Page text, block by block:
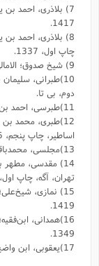
7) بلاذری، احمد بن
1417.
8) بلاذری، احمد بن
چاپ اول، 1337.
9) شیخ صدوق؛ الامالی، قم، مؤسسه البعثه، چاپ اول، 1417.
10)طبرانی، سلیمان
دوم، بی تا.
11)طبرسی، احمد بن علی؛ الاحتجاج، مشهد، مرتضی، چاپ اول، 1403.
12)طبری، محمد بن
اساطیر، چاپ پنجم، 1375.
13)مجلسی، محمدباقر؛ بحار الانوار، بیروت، مؤسسه الوفاء، 1403.
14) مقدسى، مطهر
تهران، آگه، چاپ اول، 1374.
15) نمازی،
1419.
16)همدانی،
1349.
17)یعقوبى، ابن واضح؛ تاریخ الیعقوبى، بیروت، دار صادر، بی تا.